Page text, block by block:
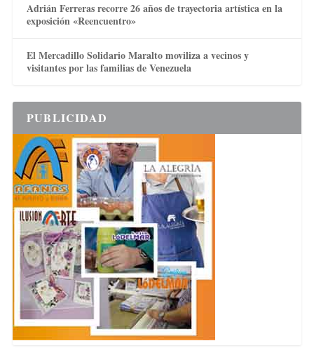
Adrián Ferreras recorre 26 años de trayectoria artística en la
exposición «Reencuentro»
El Mercadillo Solidario Maralto moviliza a vecinos y
visitantes por las familias de Venezuela
PUBLICIDAD